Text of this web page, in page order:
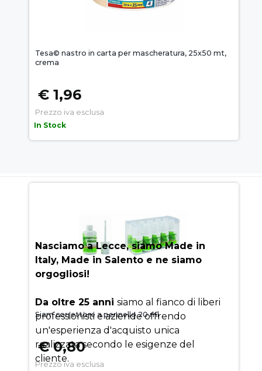
Tesa© nastro in carta per mascheratura, 25x50 mt,
crema
€ 1,96
Prezzo iva esclusa
In Stock
Siam correttore a pennello 20 ml
€ 0,80
Prezzo iva esclusa
SUCCESSO
Nasciamo a Lecce, siamo Made in
Italy, Made in Salento e ne siamo
orgogliosi!
Da oltre 25 anni siamo al fianco di liberi
professionisti e aziende offrendo
un'esperienza d'acquisto unica
realizzata secondo le esigenze del
cliente.